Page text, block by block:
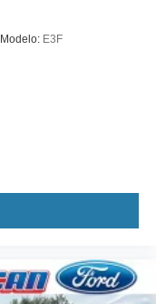
Modelo: E3F